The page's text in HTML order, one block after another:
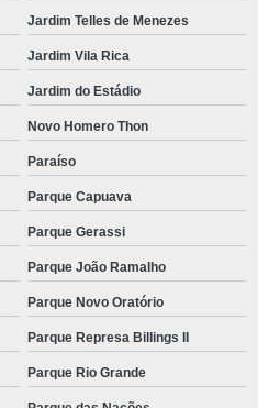
Jardim Telles de Menezes
Jardim Vila Rica
Jardim do Estádio
Novo Homero Thon
Paraíso
Parque Capuava
Parque Gerassi
Parque João Ramalho
Parque Novo Oratório
Parque Represa Billings II
Parque Rio Grande